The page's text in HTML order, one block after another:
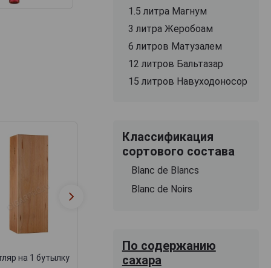
на 1 бутылку
1.5 литра Магнум
3 литра Жеробоам
6 литров Матузалем
12 литров Бальтазар
15 литров Навуходоносор
Классификация
сортового состава
Blanc de Blancs
Blanc de Noirs
По содержанию
сахара